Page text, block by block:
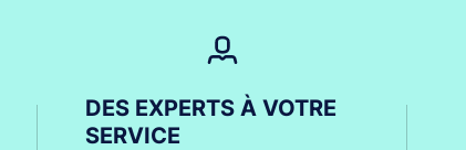
DES EXPERTS À VOTRE
SERVICE